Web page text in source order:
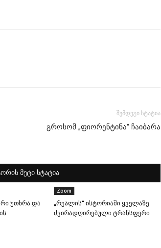
შემდეგი სტატია
გროსომ „ფიორენტინა“ ჩაიბარა
მეტი სტატია
უთხრა და
Zoom
„რეალის“ ისტორიაში ყველაზე
ძვირადღირებული ტრანსფერი